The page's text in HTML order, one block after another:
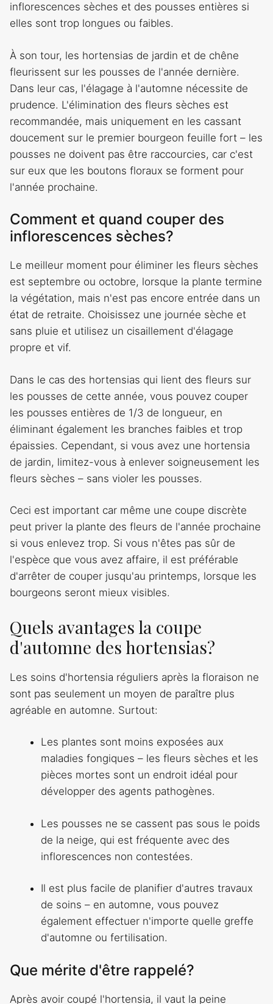
inflorescences sèches et des pousses entières si
elles sont trop longues ou faibles.
À son tour, les hortensias de jardin et de chêne
fleurissent sur les pousses de l'année dernière.
Dans leur cas, l'élagage à l'automne nécessite de
prudence. L'élimination des fleurs sèches est
recommandée, mais uniquement en les cassant
doucement sur le premier bourgeon feuille fort – les
pousses ne doivent pas être raccourcies, car c'est
sur eux que les boutons floraux se forment pour
l'année prochaine.
Comment et quand couper des
inflorescences sèches?
Le meilleur moment pour éliminer les fleurs sèches
est septembre ou octobre, lorsque la plante termine
la végétation, mais n'est pas encore entrée dans un
état de retraite. Choisissez une journée sèche et
sans pluie et utilisez un cisaillement d'élagage
propre et vif.
Dans le cas des hortensias qui lient des fleurs sur
les pousses de cette année, vous pouvez couper
les pousses entières de 1/3 de longueur, en
éliminant également les branches faibles et trop
épaissies. Cependant, si vous avez une hortensia
de jardin, limitez-vous à enlever soigneusement les
fleurs sèches – sans violer les pousses.
Ceci est important car même une coupe discrète
peut priver la plante des fleurs de l'année prochaine
si vous enlevez trop. Si vous n'êtes pas sûr de
l'espèce que vous avez affaire, il est préférable
d'arrêter de couper jusqu'au printemps, lorsque les
bourgeons seront mieux visibles.
Quels avantages la coupe
d'automne des hortensias?
Les soins d'hortensia réguliers après la floraison ne
sont pas seulement un moyen de paraître plus
agréable en automne. Surtout:
Les plantes sont moins exposées aux
maladies fongiques – les fleurs sèches et les
pièces mortes sont un endroit idéal pour
développer des agents pathogènes.
Les pousses ne se cassent pas sous le poids
de la neige, qui est fréquente avec des
inflorescences non contestées.
Il est plus facile de planifier d'autres travaux
de soins – en automne, vous pouvez
également effectuer n'importe quelle greffe
d'automne ou fertilisation.
Que mérite d'être rappelé?
Après avoir coupé l'hortensia, il vaut la peine